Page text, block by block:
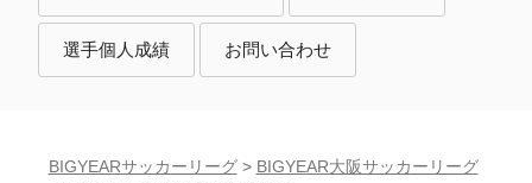
選手個人成績 お問い合わせ
BIGYEARサッカーリーグ> BIGYEAR大阪サッカーリーグ